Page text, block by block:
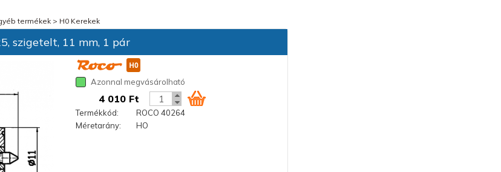
termékek > H0 Kerekek
szigetelt, 11 mm, 1 pár
Azonnal megvásárolható
4 010 Ft
Termékkód:
ROCO 40264
Méretarány:
HO